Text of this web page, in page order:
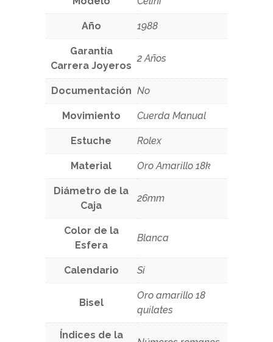
Año 1988
Garantía
Carrera Joyeros
2 Años
Documentación No
Movimiento Cuerda Manual
Estuche Rolex
Material Oro Amarillo 18k
Diámetro de la
Caja
26mm
Color de la
Esfera
Blanca
Calendario Si
Bisel
Oro amarillo 18
quilates
Índices de la